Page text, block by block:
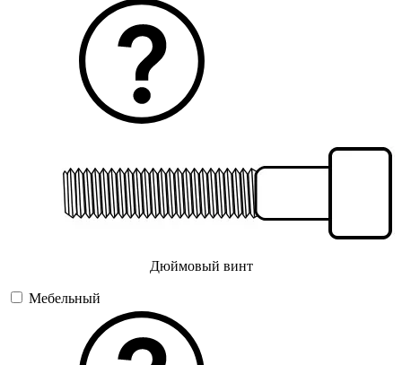
Дюймовый винт
Мебельный